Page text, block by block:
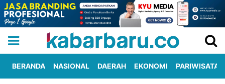
BERANDA NASIONAL DAERAH EKONOMI PARIWISATA